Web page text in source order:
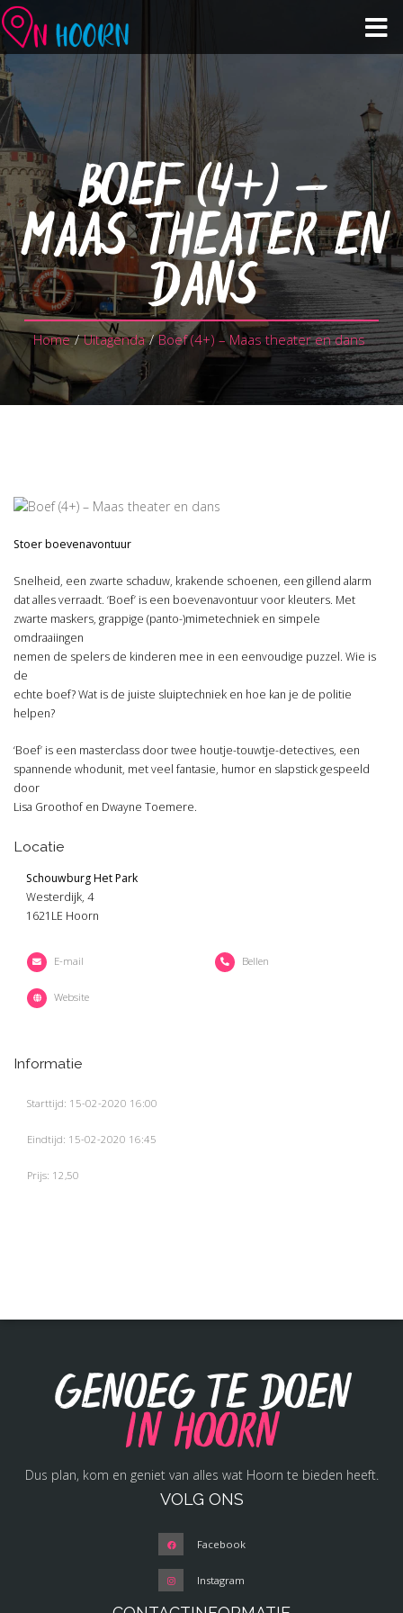
Agenda
Zien & Doen
Winkelen & Horeca
Over Hoorn
Plan je bezoek
BOEF (4+) –
MAAS THEATER EN
DANS
Home / Uitagenda / Boef (4+) – Maas theater en dans
Stoer boevenavontuur
Snelheid, een zwarte schaduw, krakende schoenen, een gillend alarm
dat alles verraadt. ‘Boef’ is een boevenavontuur voor kleuters. Met
zwarte maskers, grappige (panto-)mimetechniek en simpele
omdraaiingen
nemen de spelers de kinderen mee in een eenvoudige puzzel. Wie is
de
echte boef? Wat is de juiste sluiptechniek en hoe kan je de politie
helpen?
‘Boef’ is een masterclass door twee houtje-touwtje-detectives, een
spannende whodunit, met veel fantasie, humor en slapstick gespeeld
door
Lisa Groothof en Dwayne Toemere.
Locatie
Schouwburg Het Park
Westerdijk, 4
1621LE Hoorn
E-mail Bellen
Website
Informatie
Starttijd: 15-02-2020 16:00
Eindtijd: 15-02-2020 16:45
Prijs: 12,50
Genoeg te doen
in Hoorn
Dus plan, kom en geniet van alles wat Hoorn te bieden heeft.
VOLG ONS
Facebook
Instagram